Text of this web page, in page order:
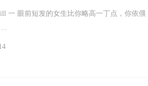
一 眼前短发的女生比你略高一丁点，你依偎